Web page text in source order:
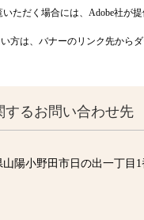
ただく場合には、Adobe社が提
い方は、バナーのリンク先から
するお問い合わせ先
山陽小野田市日の出一丁